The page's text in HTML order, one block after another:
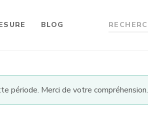
BLOG
période. Merci de votre compréhension.